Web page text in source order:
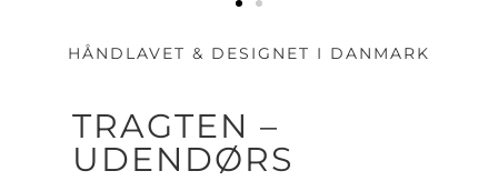
TRAGTEN –
UDENDØRS
HÅNDLAVET & DESIGNET I DANMARK